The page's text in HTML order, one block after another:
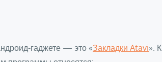
гаджете — это «Закладки Atavi». К